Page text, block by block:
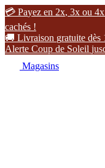
 Payez en 2x, 3x ou 4x
cachés !
 Livraison gratuite dès
Alerte Coup de Soleil jus
Magasins